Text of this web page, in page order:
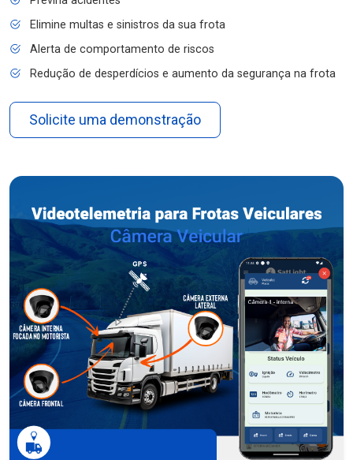
Elimine multas e sinistros da sua frota
Alerta de comportamento de riscos
Redução de desperdícios e aumento da segurança na frota
Solicite uma demonstração